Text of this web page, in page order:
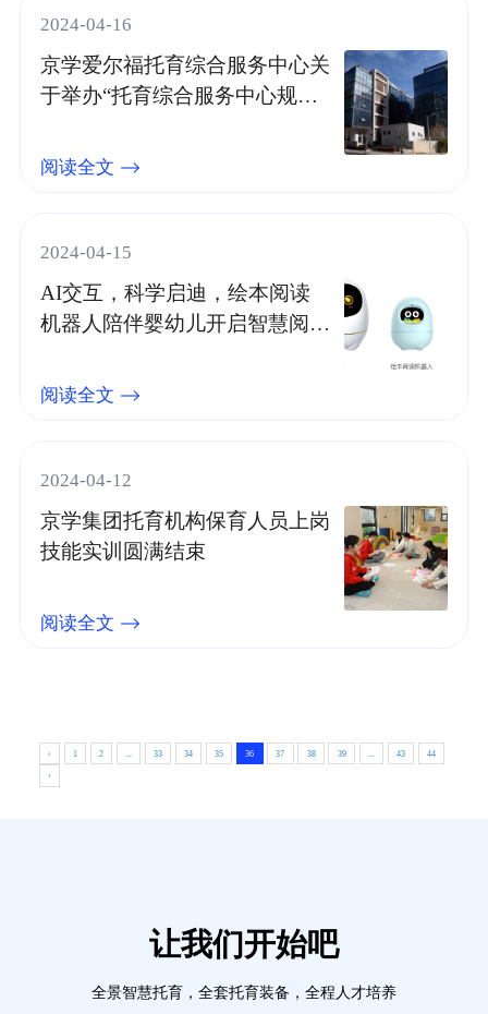
2024-04-16
京学爱尔福托育综合服务中心关
于举办“托育综合服务中心规范
阅读全文
2024-04-15
AI交互，科学启迪，绘本阅读
机器人陪伴婴幼儿开启智慧阅读
阅读全文
2024-04-12
京学集团托育机构保育人员上岗
技能实训圆满结束
阅读全文
‹ 1 2 ... 33 34 35 36 37 38 39 ... 43 44
›
让我们开始吧
全景智慧托育，全套托育装备，全程人才培养